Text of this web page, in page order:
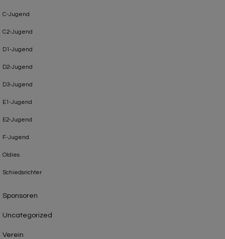
C-Jugend
C2-Jugend
D1-Jugend
D2-Jugend
D3-Jugend
E1-Jugend
E2-Jugend
F-Jugend
Oldies
Schiedsrichter
Sponsoren
Uncategorized
Verein